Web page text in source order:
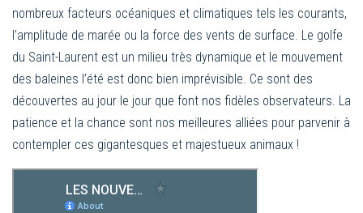
nombreux facteurs océaniques et climatiques tels les courants,
l’amplitude de marée ou la force des vents de surface. Le golfe
du Saint-Laurent est un milieu très dynamique et le mouvement
des baleines l’été est donc bien imprévisible. Ce sont des
découvertes au jour le jour que font nos fidèles observateurs. La
patience et la chance sont nos meilleures alliées pour parvenir à
contempler ces gigantesques et majestueux animaux !